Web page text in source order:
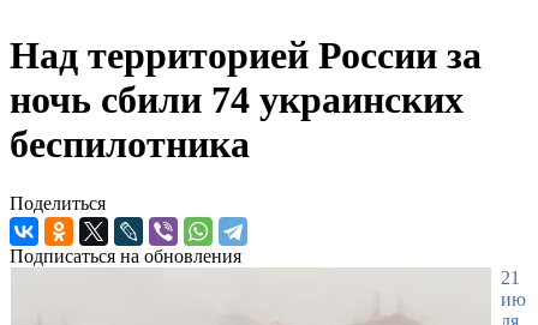
Над территорией России за
ночь сбили 74 украинских
беспилотника
Поделиться
Подписаться на обновления
21
ию
ля